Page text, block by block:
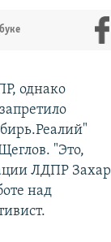
однако
"Это,
ЛДПР Захар
над